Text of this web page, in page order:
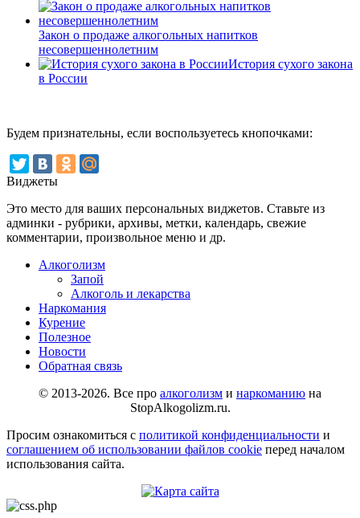
Закон о продаже алкогольных напитков
несовершеннолетним
История сухого закона
в России
Будем признательны, если воспользуетесь кнопочками:
Виджеты
Это место для ваших персональных виджетов. Ставьте из
админки - рубрики, архивы, метки, календарь, свежие
комментарии, произвольное меню и др.
Алкоголизм
Запой
Алкоголь и лекарства
Наркомания
Курение
Полезное
Новости
Обратная связь
© 2013-2026. Все про алкоголизм и наркоманию на
StopAlkogolizm.ru.
Просим ознакомиться с политикой конфиденциальности и
соглашением об использовании файлов cookie перед началом
использования сайта.